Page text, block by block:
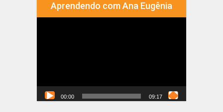
Aprendendo com Ana Eugênia
00:00 09:17